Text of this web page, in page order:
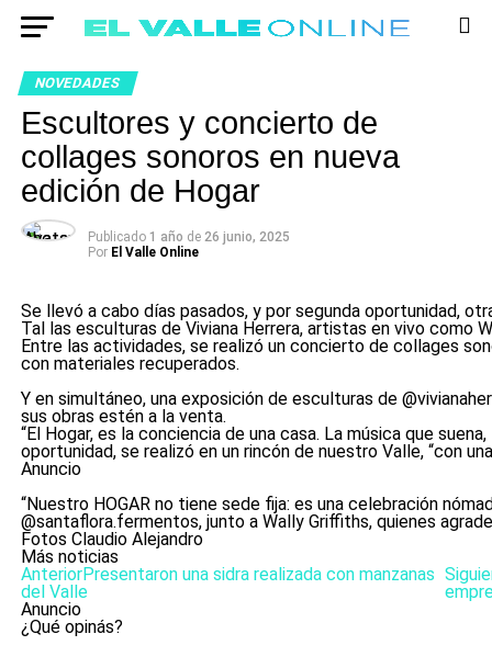
NOVEDADES
Escultores y concierto de
collages sonoros en nueva
edición de Hogar
Publicado 1 año de 26 junio, 2025
Por El Valle Online
Se llevó a cabo días pasados, y por segunda oportunidad,
Tal las esculturas de Viviana Herrera, artistas en vivo como
Entre las actividades, se realizó un concierto de collages
con materiales recuperados.
Y en simultáneo, una exposición de esculturas de
sus obras estén a la venta.
“El Hogar, es la conciencia de una casa. La música que
oportunidad, se realizó en un rincón de nuestro Valle, “con
Anuncio
“Nuestro HOGAR no tiene sede fija: es una celebración
@santaflora.fermentos, junto a Wally Griffiths, quienes
Fotos Claudio Alejandro
Más noticias
AnteriorPresentaron una sidra realizada con manzanas
del Valle
Anuncio
¿Qué opinás?